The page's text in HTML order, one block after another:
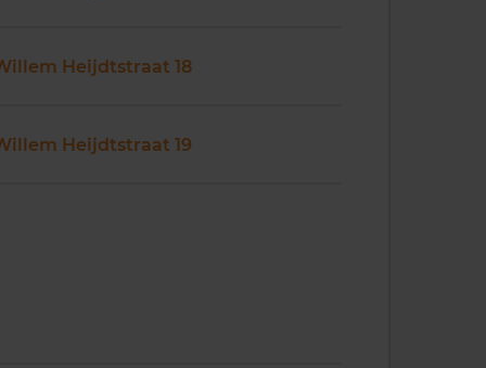
Heijdtstraat 18
Heijdtstraat 19